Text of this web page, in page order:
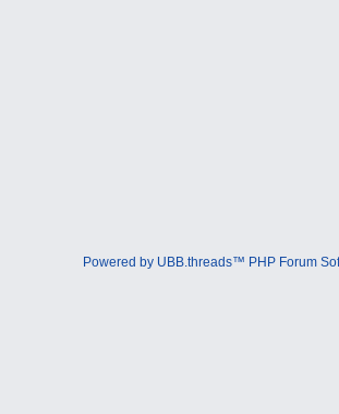
Powered by UBB.threads™ PHP Forum